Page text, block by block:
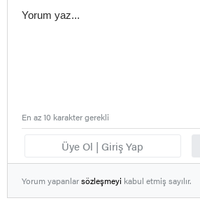
Üye Ol | Giriş Yap
En az 10 karakter gerekli
Yorum yapanlarsözleşmeyi kabul etmiş sayılır.